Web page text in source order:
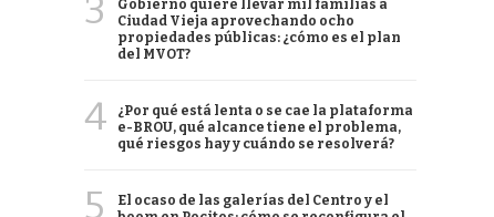
3
Gobierno quiere llevar mil familias a
Ciudad Vieja aprovechando ocho
propiedades públicas: ¿cómo es el plan
del MVOT?
4
¿Por qué está lenta o se cae la plataforma
e-BROU, qué alcance tiene el problema,
qué riesgos hay y cuándo se resolverá?
5
El ocaso de las galerías del Centro y el